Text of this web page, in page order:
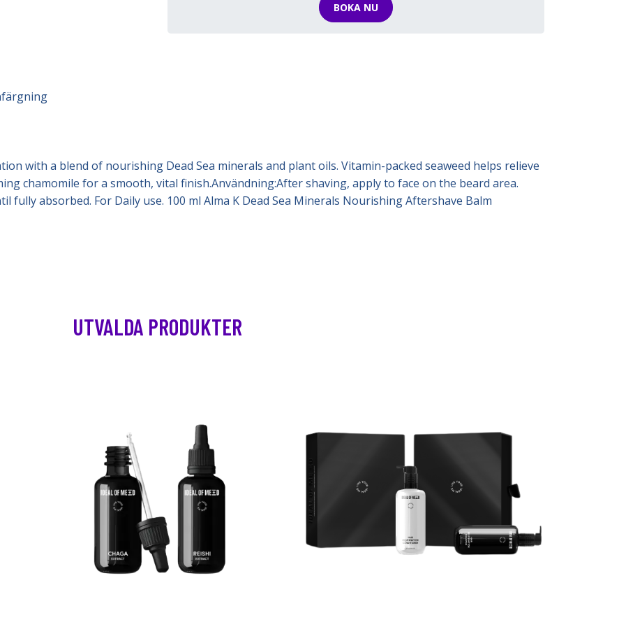
BOKA NU
with a blend of nourishing Dead Sea minerals and plant oils. Vitamin-packed seaweed helps relieve
chamomile for a smooth, vital finish.Användning:After shaving, apply to face on the beard area.
fully absorbed. For Daily use. 100 ml Alma K Dead Sea Minerals Nourishing Aftershave Balm
UTVALDA PRODUKTER